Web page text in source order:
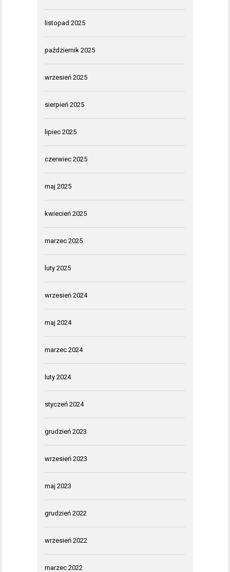
listopad 2025
październik 2025
wrzesień 2025
sierpień 2025
lipiec 2025
czerwiec 2025
maj 2025
kwiecień 2025
marzec 2025
luty 2025
wrzesień 2024
maj 2024
marzec 2024
luty 2024
styczeń 2024
grudzień 2023
wrzesień 2023
maj 2023
grudzień 2022
wrzesień 2022
marzec 2022